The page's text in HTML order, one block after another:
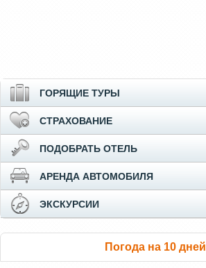
ГОРЯЩИЕ ТУРЫ
СТРАХОВАНИЕ
ПОДОБРАТЬ ОТЕЛЬ
АРЕНДА АВТОМОБИЛЯ
ЭКСКУРСИИ
Погода на 10 дней